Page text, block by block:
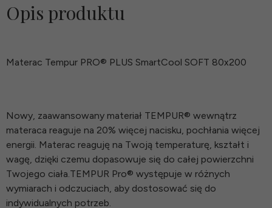
Opis produktu
Materac Tempur PRO® PLUS SmartCool SOFT 80x200
Nowy, zaawansowany materiał TEMPUR® wewnątrz
materaca reaguje na 20% więcej nacisku, pochłania więcej
energii. Materac reaguję na Twoją temperaturę, kształt i
wagę, dzięki czemu dopasowuje się do całej powierzchni
Twojego ciała.TEMPUR Pro® występuje w różnych
wymiarach i odczuciach, aby dostosować się do
indywidualnych potrzeb.